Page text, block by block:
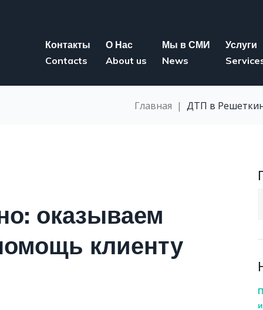
Контакты
Contacts
О Нас
About us
Мы в СМИ
News
Услуги
Главная | ДТП в
оказываем
клиенту